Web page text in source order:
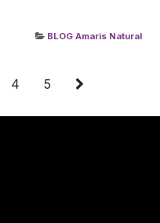
BLOG Amaris Natural
4 5